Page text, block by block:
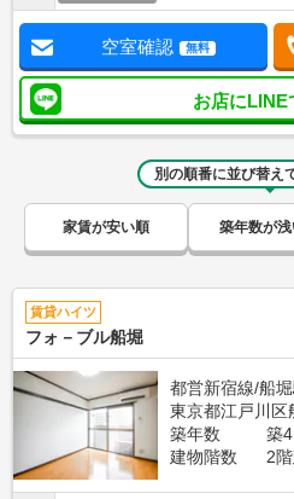
空室確認 無料
お店にLINE
別の順番に並び替え
家賃が安い順 築年数が
賃貸ハイツ
フォ－ブル船堀
都営新宿線/船
東京都江戸川区
築年数
築
建物階数
2